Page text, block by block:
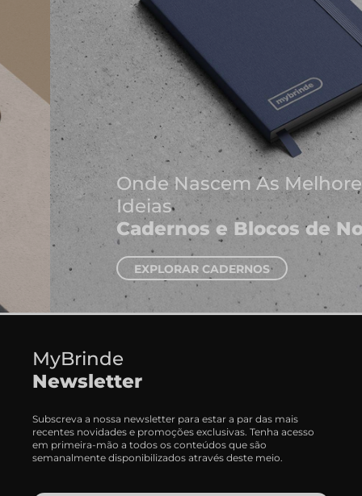
Onde Nascem As Melhores
Ideias
Cadernos e Blocos de Notas
EXPLORAR CADERNOS
MyBrinde
Newsletter
Subscreva a nossa newsletter para estar a par das mais
recentes novidades e promoções exclusivas. Tenha acesso
em primeira-mão a todos os conteúdos que são
semanalmente disponibilizados através deste meio.